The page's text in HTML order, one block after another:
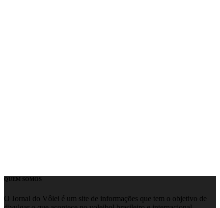
QUEM SOMOS
O Jornal do Vôlei é um site de informações que tem o objetivo de